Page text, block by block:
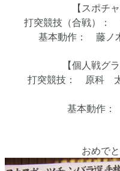
【スポチ
打突競技（合戦）：
基本動作： 藤ノ木
【個人戦グ
打突競技： 原科 太
基本動作：
おめで